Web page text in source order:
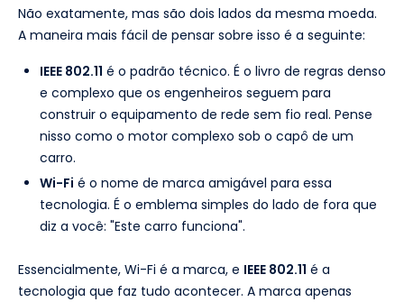
Não exatamente, mas são dois lados da mesma moeda.
A maneira mais fácil de pensar sobre isso é a seguinte:
IEEE 802.11 é o padrão técnico. É o livro de regras denso
e complexo que os engenheiros seguem para
construir o equipamento de rede sem fio real. Pense
nisso como o motor complexo sob o capô de um
carro.
Wi-Fi é o nome de marca amigável para essa
tecnologia. É o emblema simples do lado de fora que
diz a você: "Este carro funciona".
Essencialmente, Wi-Fi é a marca, e IEEE 802.11 é a
tecnologia que faz tudo acontecer. A marca apenas